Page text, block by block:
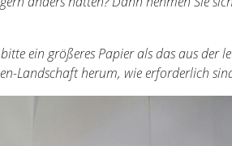
ein größeres Papier als das aus der
Landschaft herum, wie erforderlich